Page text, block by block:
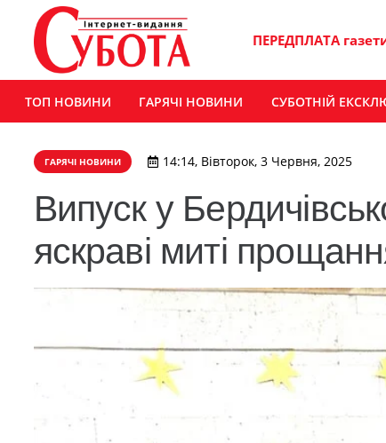
ПЕРЕДПЛАТА
ТОП НОВИНИ ГАРЯЧІ НОВИНИ СУБОТНІЙ
ГАРЯЧІ НОВИНИ 14:14, Вівторок, 3 Червня, 2025
Випуск у
яскраві миті